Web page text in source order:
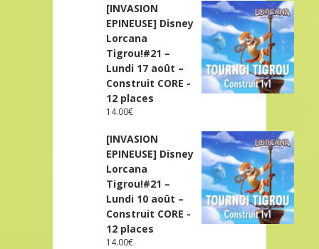
[INVASION
EPINEUSE] Disney
Lorcana
Tigrou!#21 –
Lundi 17 août –
Construit CORE -
12 places
14.00€
[INVASION
EPINEUSE] Disney
Lorcana
Tigrou!#21 –
Lundi 10 août –
Construit CORE -
12 places
14.00€